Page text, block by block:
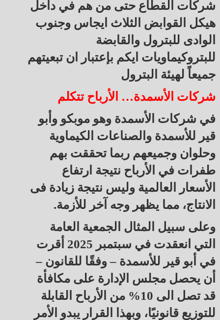
شركات القطاع حتى من هم في داخل
هيكل القوابض الثلاث ايجاس وجنوب
الوادى للبترول والقابضة
للبتروكيماويات ايكم بإعتبار ان تبعيتهم
جميعاً لهيئة البترول
شركات الأسمدة… الأرباح تتكلم
في شركات الأسمدة وهو موبكو وأبو
قير للأسمدة والصناعات الكيماوية
وحلوان وجميعهم ربما تحققت بهم
طفرات في الأرباح نتيجة ارتفاع
الأسعار العالمية وليس نتيجة زيادة فى
الانتاج، مما يظهر وجه آخر للأزمة.
وعلى سبيل المثال الجمعية العامة
التي انعقدت في سبتمبر 2025 أقرت
في أبو قير للأسمدة – وفقًا للقانون –
أن يحصل مجلس الإدارة على مكافأة
قد تصل الى 10% من الأرباح القابلة
للتوزيع قانونيًا، وبهذا القرار يبدو الأمر